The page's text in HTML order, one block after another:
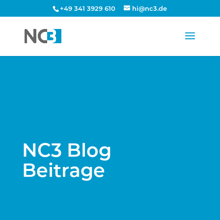
+49 341 3929 610 hi@nc3.de
NC3 Blog
Beitrage